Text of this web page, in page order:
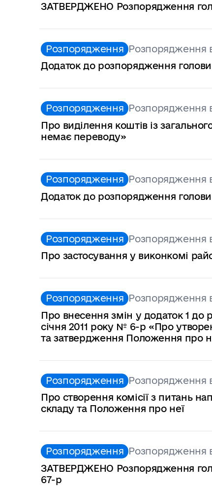
ЗАТВЕРДЖЕНО Розпорядження
Розпорядження Розпорядження
Додаток до розпорядження голови
Розпорядження Розпорядження
Про виділення коштів із
немає переводу»
Розпорядження Розпорядження
Додаток до розпорядження голови
Розпорядження Розпорядження
Про застосування у виконкомі
Розпорядження Розпорядження
Про внесення змін у додаток 1 до
січня 2011 року № 6-р «Про
та затвердження Положення про
Розпорядження Розпорядження
Про створення комісії з питань
складу та Положення про неї
Розпорядження Розпорядження
ЗАТВЕРДЖЕНО Розпорядження
67-р